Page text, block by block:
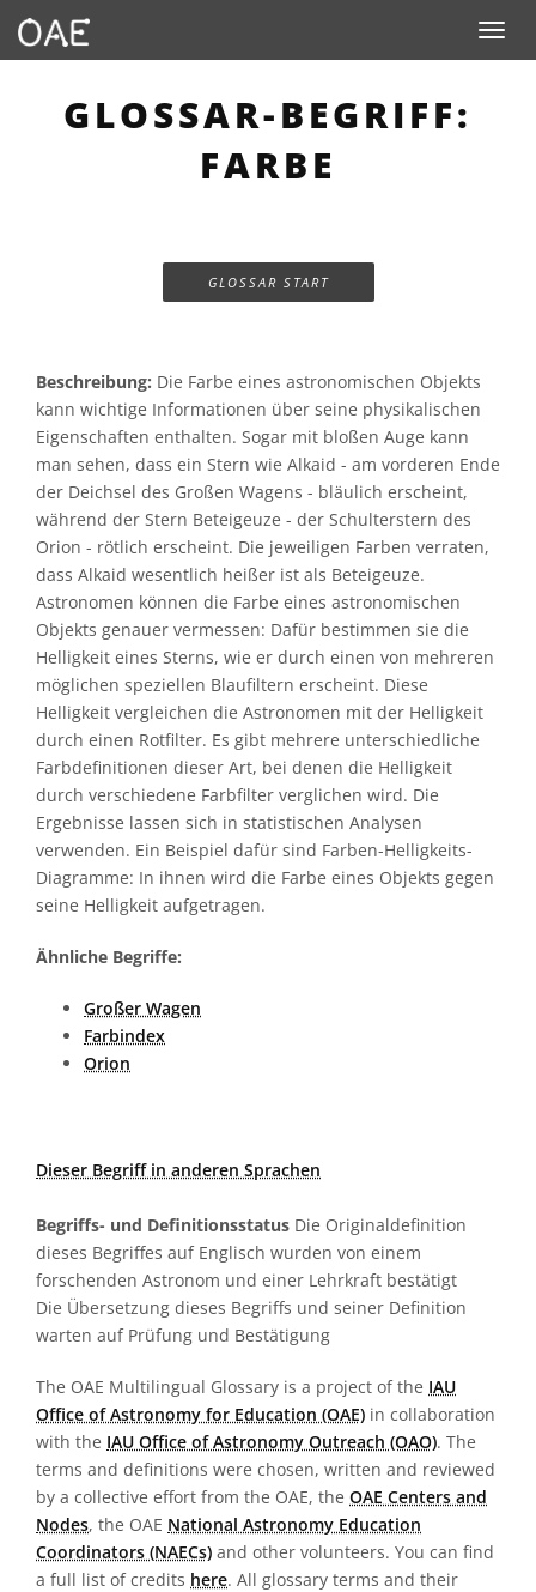
Toggle
GLOSSAR-BEGRIFF:
FARBE
GLOSSAR START
Beschreibung: Die Farbe eines astronomischen Objekts
kann wichtige Informationen über seine physikalischen
Eigenschaften enthalten. Sogar mit bloßen Auge kann
man sehen, dass ein Stern wie Alkaid - am vorderen Ende
der Deichsel des Großen Wagens - bläulich erscheint,
während der Stern Beteigeuze - der Schulterstern des
Orion - rötlich erscheint. Die jeweiligen Farben verraten,
dass Alkaid wesentlich heißer ist als Beteigeuze.
Astronomen können die Farbe eines astronomischen
Objekts genauer vermessen: Dafür bestimmen sie die
Helligkeit eines Sterns, wie er durch einen von mehreren
möglichen speziellen Blaufiltern erscheint. Diese
Helligkeit vergleichen die Astronomen mit der Helligkeit
durch einen Rotfilter. Es gibt mehrere unterschiedliche
Farbdefinitionen dieser Art, bei denen die Helligkeit
durch verschiedene Farbfilter verglichen wird. Die
Ergebnisse lassen sich in statistischen Analysen
verwenden. Ein Beispiel dafür sind Farben-Helligkeits-
Diagramme: In ihnen wird die Farbe eines Objekts gegen
seine Helligkeit aufgetragen.
Ähnliche Begriffe:
Großer Wagen
Farbindex
Orion
Dieser Begriff in anderen Sprachen
Begriffs- und Definitionsstatus Die Originaldefinition
dieses Begriffes auf Englisch wurden von einem
forschenden Astronom und einer Lehrkraft bestätigt
Die Übersetzung dieses Begriffs und seiner Definition
warten auf Prüfung und Bestätigung
The OAE Multilingual Glossary is a project of the IAU
Office of Astronomy for Education (OAE) in collaboration
with the IAU Office of Astronomy Outreach (OAO). The
terms and definitions were chosen, written and reviewed
by a collective effort from the OAE, the OAE Centers and
Nodes, the OAE National Astronomy Education
Coordinators (NAECs) and other volunteers. You can find
a full list of credits here. All glossary terms and their